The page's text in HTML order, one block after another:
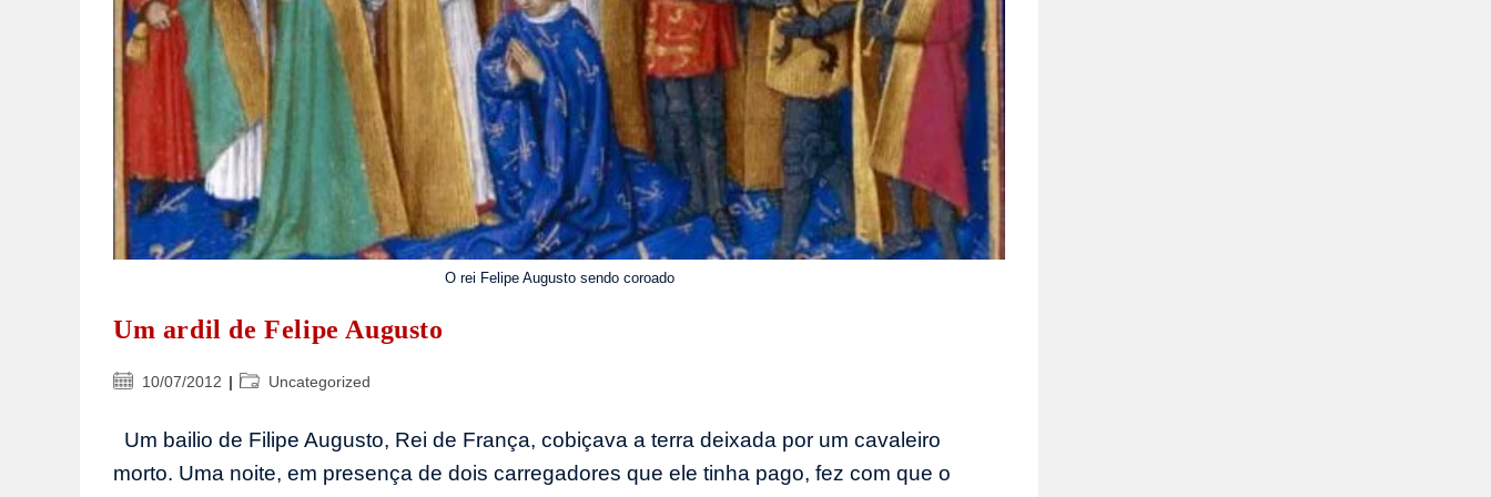
O rei Felipe Augusto sendo coroado
Um ardil de Felipe Augusto
Post 10/07/2012
Categoria
Uncategorized
Um bailio de Filipe Augusto, Rei de França, cobiçava a terra deixada por um cavaleiro
morto. Uma noite, em presença de dois carregadores que ele tinha pago, fez com que o